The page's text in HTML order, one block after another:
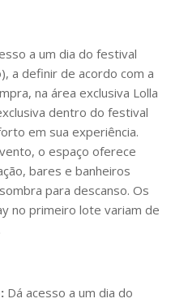
a um dia do festival
a definir de acordo com a
na área exclusiva Lolla
dentro do festival
em sua experiência.
o espaço oferece
bares e banheiros
para descanso. Os
no primeiro lote variam de
Dá acesso a um dia do